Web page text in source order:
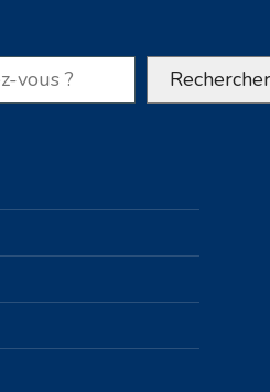
Rechercher